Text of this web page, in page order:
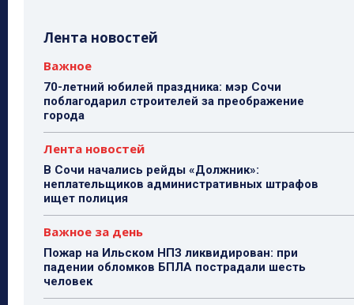
Лента новостей
Важное
70-летний юбилей праздника: мэр Сочи
поблагодарил строителей за преображение
города
Лента новостей
В Сочи начались рейды «Должник»:
неплательщиков административных штрафов
ищет полиция
Важное за день
Пожар на Ильском НПЗ ликвидирован: при
падении обломков БПЛА пострадали шесть
человек